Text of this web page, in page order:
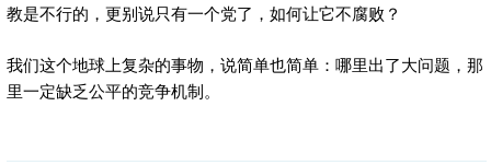
教是不行的，更别说只有一个党了，如何让它不腐败？
我们这个地球上复杂的事物，说简单也简单：哪里出了大问题，那
里一定缺乏公平的竞争机制。